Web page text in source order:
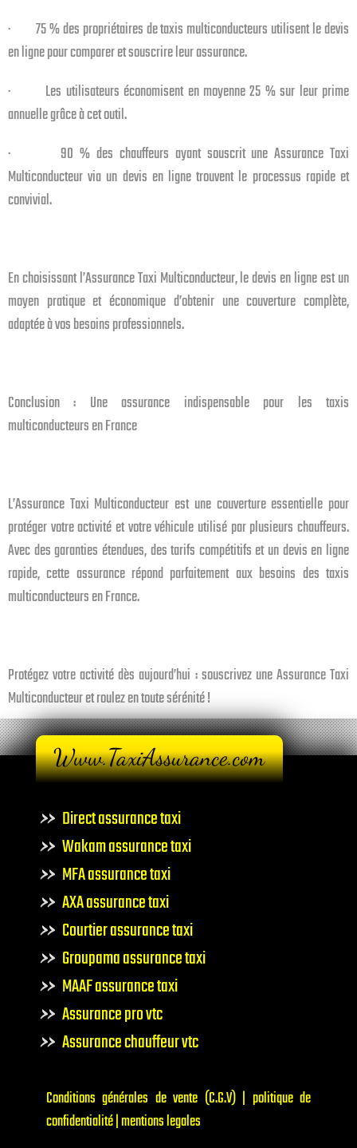
· 75 % des propriétaires de taxis multiconducteurs utilisent le devis
en ligne pour comparer et souscrire leur assurance.
· Les utilisateurs économisent en moyenne 25 % sur leur prime
annuelle grâce à cet outil.
· 90 % des chauffeurs ayant souscrit une Assurance Taxi
Multiconducteur via un devis en ligne trouvent le processus rapide et
convivial.
En choisissant l’Assurance Taxi Multiconducteur, le devis en ligne est un
moyen pratique et économique d’obtenir une couverture complète,
adaptée à vos besoins professionnels.
Conclusion : Une assurance indispensable pour les taxis
multiconducteurs en France
L’Assurance Taxi Multiconducteur est une couverture essentielle pour
protéger votre activité et votre véhicule utilisé par plusieurs chauffeurs.
Avec des garanties étendues, des tarifs compétitifs et un devis en ligne
rapide, cette assurance répond parfaitement aux besoins des taxis
multiconducteurs en France.
Protégez votre activité dès aujourd’hui : souscrivez une Assurance Taxi
Multiconducteur et roulez en toute sérénité !
Direct assurance taxi
Wakam assurance taxi
MFA assurance taxi
AXA assurance taxi
Courtier assurance taxi
Groupama assurance taxi
MAAF assurance taxi
Assurance pro vtc
Assurance chauffeur vtc
Conditions générales de vente (C.G.V) | politique de
confidentialité | mentions legales